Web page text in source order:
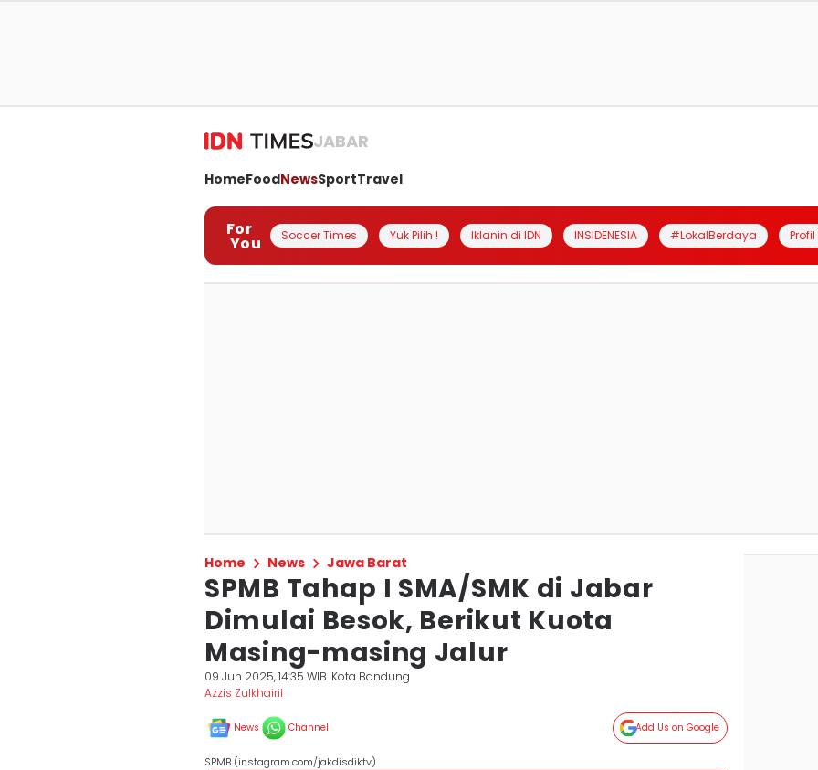
JABAR
HomeFoodNewsSportTravel
For
You Soccer Times Yuk Pilih ! Iklanin di IDN INSIDENESIA #LokalBerdaya
Home News Jawa Barat
SPMB Tahap I SMA/SMK di Jabar
Dimulai Besok, Berikut Kuota
Masing-masing Jalur
09 Jun 2025, 14:35 WIB Kota Bandung
Azzis Zulkhairil
News Channel Add Us on Google
SPMB (instagram.com/jakdisdiktv)